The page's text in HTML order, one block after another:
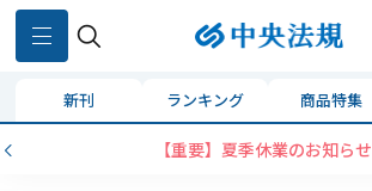
新刊 ランキング 商品特集
【重要】夏季休業のお知らせ